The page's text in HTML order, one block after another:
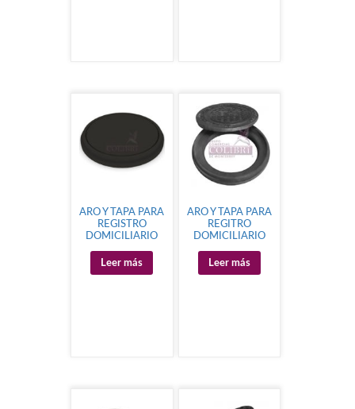
ARO Y TAPA PARA
REGISTRO
DOMICILIARIO
Leer más
ARO Y TAPA PARA
REGITRO
DOMICILIARIO
Leer más